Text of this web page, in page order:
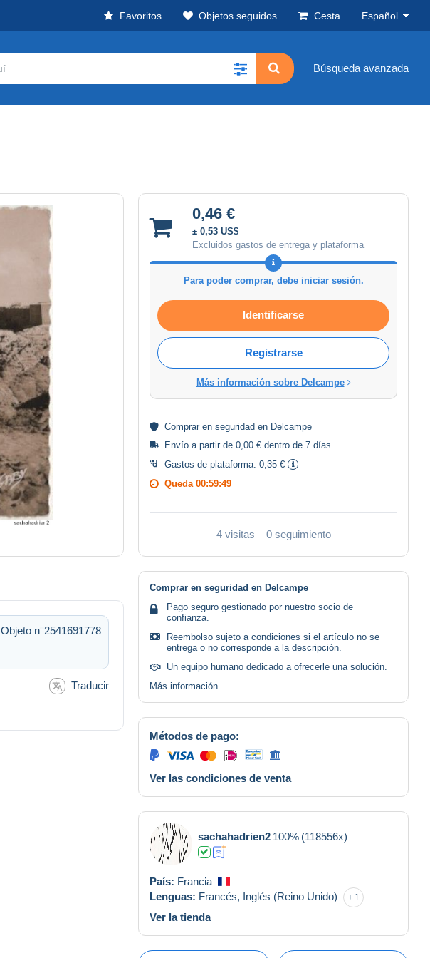
Favoritos Objetos seguidos Cesta Español
Búsqueda avanzada
0,46 €
± 0,53 US$
Excluidos gastos de entrega y plataforma
Para poder comprar, debe iniciar sesión.
Identificarse
Registrarse
Más información sobre Delcampe
Comprar en seguridad en Delcampe
Envío a partir de 0,00 € dentro de 7 días
Gastos de plataforma: 0,35 €
Queda 00:59:48
4 visitas 0 seguimiento
Objeto n°2541691778
Traducir
Comprar en seguridad en Delcampe
Pago seguro gestionado por nuestro socio de
confianza.
Reembolso sujeto a condiciones si el artículo no se
entrega o no corresponde a la descripción.
Un equipo humano dedicado a ofrecerle una solución.
Más información
Métodos de pago:
Ver las condiciones de venta
sachahadrien2 100% (118556x)
País: Francia
Lenguas: Francés, Inglés (Reino Unido) 1
Ver la tienda